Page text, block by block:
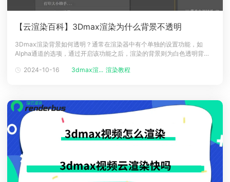
【云渲染百科】3Dmax渲染为什么背景不透明
3Dmax渲染背景如何透明？通常在渲染器中有个单独的设置功能，如
Alpha通道的选项，通过开启该功能之后，渲染的背景则为白色透明背
遇到渲染过慢，也可以选择云渲染服务，高效、稳定、安全。下面一起来
2024-10-16 3dmax渲... 渲染教程